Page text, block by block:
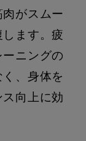
がスムー
ます。疲
ニングの
、身体を
向上に効